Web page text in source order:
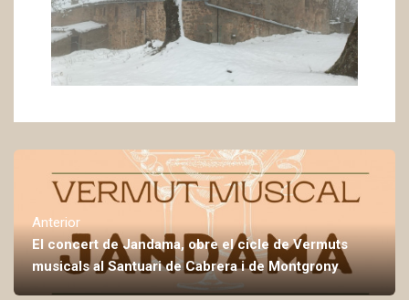
Anterior
El concert de Jandama, obre el cicle de Vermuts
musicals al Santuari de Cabrera i de Montgrony